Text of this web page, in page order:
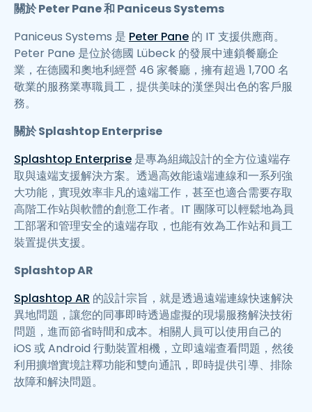
關於 Peter Pane 和 Paniceus Systems
Paniceus Systems 是 Peter Pane 的 IT 支援供應商。
Peter Pane 是位於德國 Lübeck 的發展中連鎖餐廳企
業，在德國和奧地利經營 46 家餐廳，擁有超過 1,700 名
敬業的服務業專職員工，提供美味的漢堡與出色的客戶服
務。
關於 Splashtop Enterprise
Splashtop Enterprise 是專為組織設計的全方位遠端存
取與遠端支援解決方案。透過高效能遠端連線和一系列強
大功能，實現效率非凡的遠端工作，甚至也適合需要存取
高階工作站與軟體的創意工作者。IT 團隊可以輕鬆地為員
工部署和管理安全的遠端存取，也能有效為工作站和員工
裝置提供支援。
Splashtop AR
Splashtop AR 的設計宗旨，就是透過遠端連線快速解決
異地問題，讓您的同事即時透過虛擬的現場服務解決技術
問題，進而節省時間和成本。相關人員可以使用自己的
iOS 或 Android 行動裝置相機，立即遠端查看問題，然後
利用擴增實境註釋功能和雙向通訊，即時提供引導、排除
故障和解決問題。